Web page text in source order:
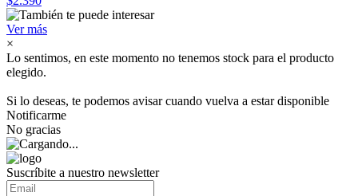
Ver más
×
Lo sentimos, en este momento no tenemos stock para el producto
elegido.
Si lo deseas, te podemos avisar cuando vuelva a estar disponible
Notificarme
No gracias
Suscríbite a nuestro newsletter